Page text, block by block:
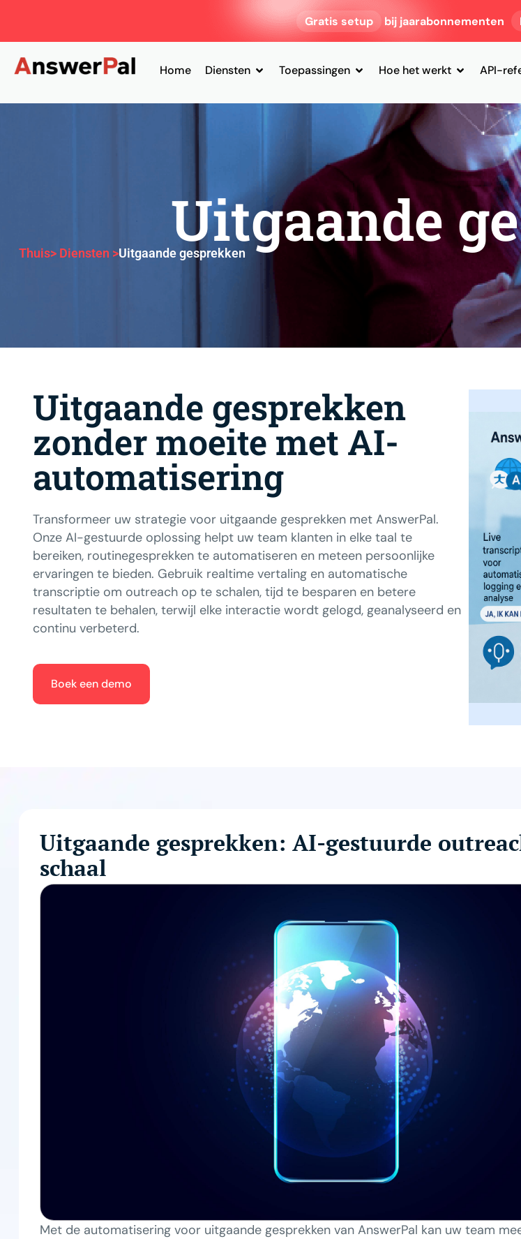
Gratis setup bij jaarabonnementen
Home Diensten Toepassingen Hoe het werkt API-
Uitgaande
Thuis> Diensten >Uitgaande gesprekken
Uitgaande gesprekken
zonder moeite met AI-
automatisering
Transformeer uw strategie voor uitgaande gesprekken met AnswerPal.
Onze AI-gestuurde oplossing helpt uw team klanten in elke taal te
bereiken, routinegesprekken te automatiseren en meteen persoonlijke
ervaringen te bieden. Gebruik realtime vertaling en automatische
transcriptie om outreach op te schalen, tijd te besparen en betere
resultaten te behalen, terwijl elke interactie wordt gelogd, geanalyseerd en
continu verbeterd.
Boek een demo
Uitgaande gesprekken: AI-gestuurde
schaal
Met de automatisering voor uitgaande gesprekken van AnswerPal kan uw team